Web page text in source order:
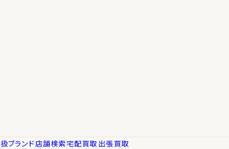
ブランド店舗検索宅配買取 出張買取